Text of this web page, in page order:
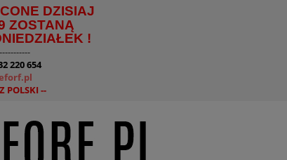
DZISIAJ
ZOSTANĄ
!
220 654
POLSKI --